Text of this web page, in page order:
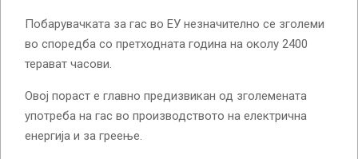
Побарувачката за гас во ЕУ незначително се зголеми
во споредба со претходната година на околу 2400
терават часови.
Овој пораст е главно предизвикан од зголемената
употреба на гас во производството на електрична
енергија и за греење.